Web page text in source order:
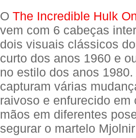
O The Incredible Hulk
vem com 6 cabeças
dois visuais clássicos
curto dos anos 1960 e
no estilo dos anos
capturam várias
raivoso e enfurecido
mãos em diferentes
segurar o martelo